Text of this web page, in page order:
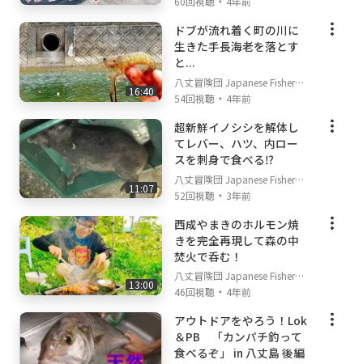
16:40
ドブが流れ着く町の川に
生きた手長海老を落とす
と...
八丈冒険団 Japanese Fisherm
an's TV
54回視聴 ・ 4年前
11:07
超新鮮イノシシを解体し
てレバー、ハツ、内ロー
スを刺身で食べる⁉
八丈冒険団 Japanese Fisherm
an's TV
52回視聴 ・ 3年前
13:00
西成やまきのホルモン焼
きを完全再現して森の中
焚火で呑む！
八丈冒険団 Japanese Fisherm
an's TV
46回視聴 ・ 4年前
アウトドアをやろう！Lok
＆PB 「カンパチ釣って
食べるぞ」 in 八丈島 後編